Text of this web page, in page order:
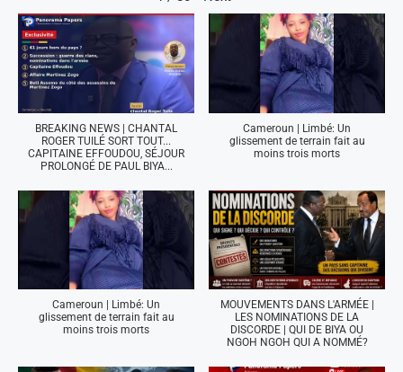
BREAKING NEWS | CHANTAL
ROGER TUILÉ SORT TOUT...
CAPITAINE EFFOUDOU, SÉJOUR
PROLONGÉ DE PAUL BIYA...
Cameroun | Limbé: Un
glissement de terrain fait au
moins trois morts
Cameroun | Limbé: Un
glissement de terrain fait au
moins trois morts
MOUVEMENTS DANS L'ARMÉE |
LES NOMINATIONS DE LA
DISCORDE | QUI DE BIYA OU
NGOH NGOH QUI A NOMMÉ?